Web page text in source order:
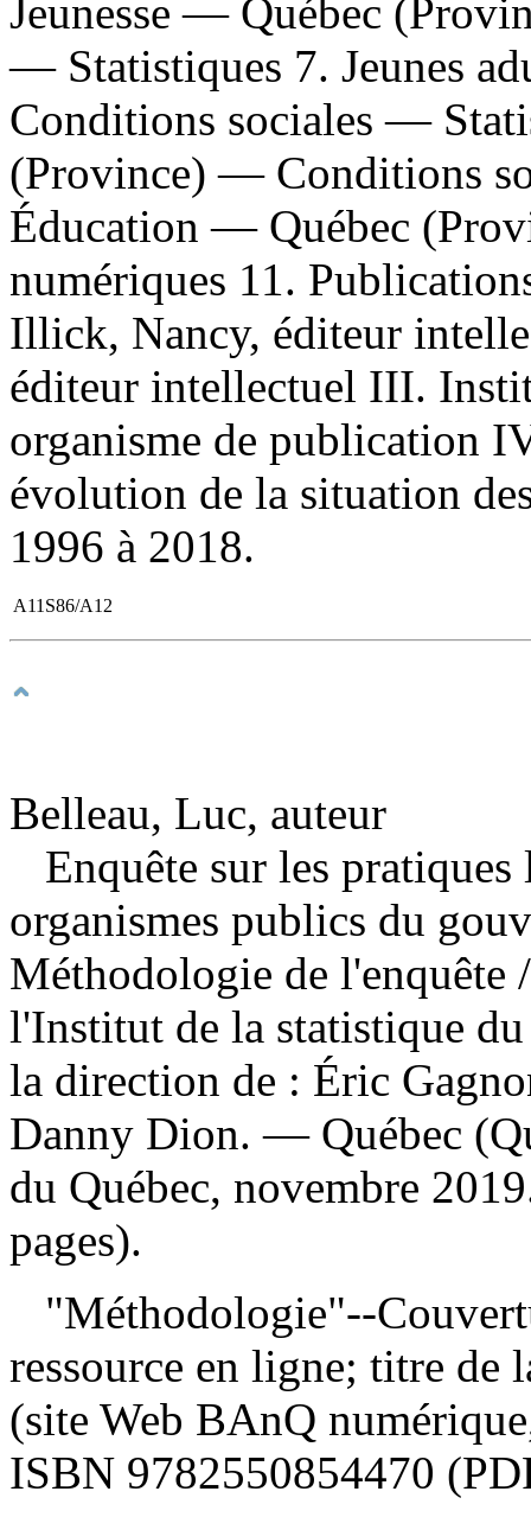
Jeunesse — Québec
— Statistiques 7. Jeunes
Conditions sociales —
(Province) — Conditions
Éducation — Québec
numériques 11.
Illick, Nancy, éditeur
éditeur intellectuel III.
organisme de publication
évolution de la situation
1996 à 2018.
A11S86/A12
Belleau, Luc, auteur
Enquête sur les
organismes publics du
Méthodologie de l'enquête
l'Institut de la statistique
la direction de : Éric
Danny Dion. — Québec
du Québec, novembre
pages).
"Méthodologie"--
ressource en ligne; titre de
(site Web BAnQ
ISBN 9782550854470